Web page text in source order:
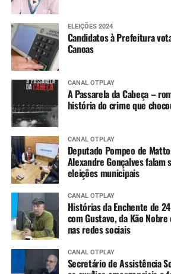
ELEIÇÕES 2024
Candidatos à Prefeitura
Canoas
CANAL OTPLAY
A Passarela da Cabeça –
história do crime que
CANAL OTPLAY
Deputado Pompeo de
Alexandre Gonçalves falam
eleições municipais
CANAL OTPLAY
Histórias da Enchente de
com Gustavo, da Kão
nas redes sociais
CANAL OTPLAY
Secretário de Assistência